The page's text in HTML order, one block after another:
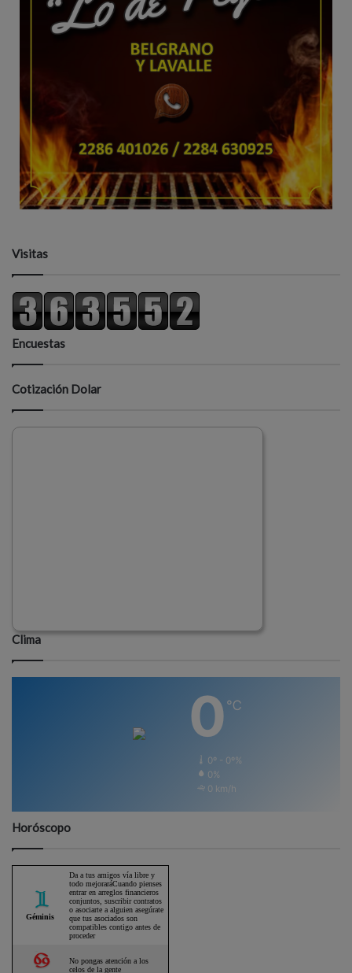
Visitas
Encuestas
Cotización Dolar
Clima
0 ℃
0º - 0º%
0%
0 km/h
Horóscopo